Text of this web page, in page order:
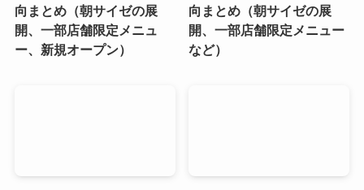
向まとめ（朝サイゼの展
開、一部店舗限定メニュ
ー、新規オープン）
向まとめ（朝サイゼの展
開、一部店舗限定メニュー
など）